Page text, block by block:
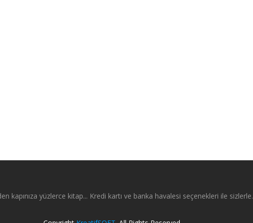
kapınıza yüzlerce kitap... Kredi kartı ve banka havalesi seçenekleri ile sizlerle.